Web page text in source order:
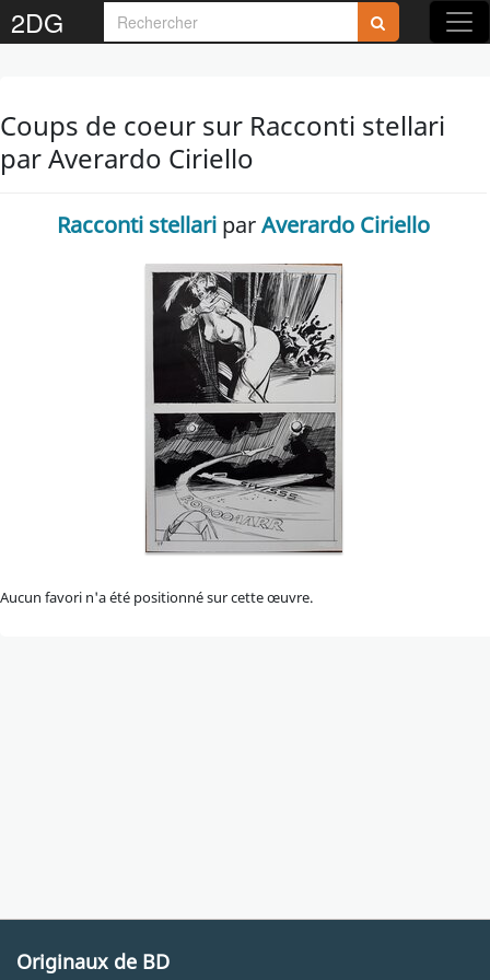
2DG
Coups de coeur sur Racconti stellari
par Averardo Ciriello
Racconti stellari parAverardo Ciriello
Aucun favori n'a été positionné sur cette œuvre.
Originaux de BD